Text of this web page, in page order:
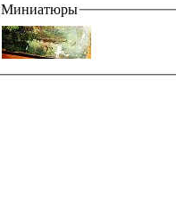
Миниатюры